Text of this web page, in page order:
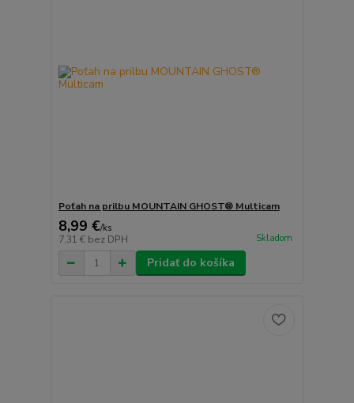
Poťah na prilbu MOUNTAIN GHOST® Multicam
8,99 €/ks
7,31 € bez DPH Skladom
Pridať do košíka